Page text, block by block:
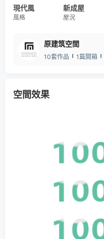
現代風
風格
新成屋
屋況
原建筑空間
10套作品
1篇開箱
空間效果